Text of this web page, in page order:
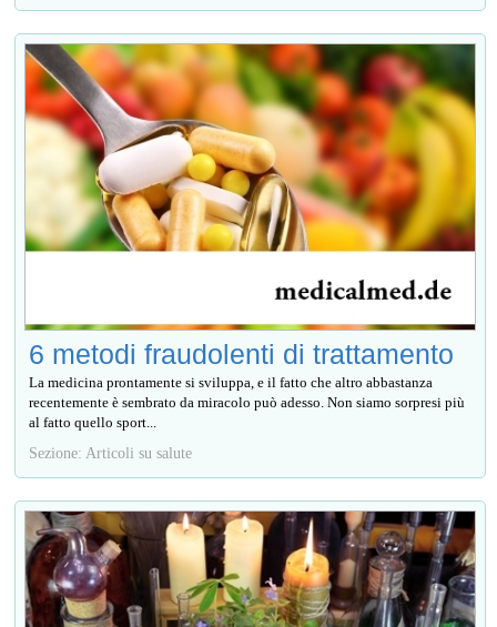
6 metodi fraudolenti di trattamento
La medicina prontamente si sviluppa, e il fatto che altro abbastanza
recentemente è sembrato da miracolo può adesso. Non siamo sorpresi più
al fatto quello sport...
Sezione: Articoli su salute